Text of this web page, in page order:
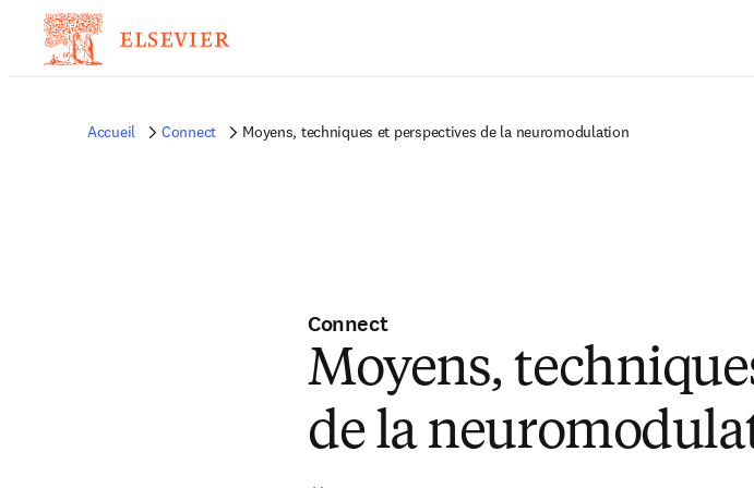
Accueil Connect Moyens, techniques et perspectives de la neuromodulation
Connect
Moyens,
de la